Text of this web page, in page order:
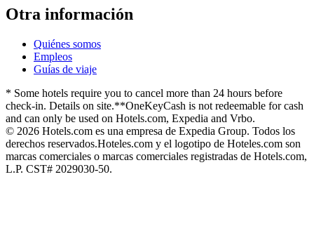
Otra información
Quiénes somos
Empleos
Guías de viaje
* Some hotels require you to cancel more than 24 hours before
check-in. Details on site.**OneKeyCash is not redeemable for cash
and can only be used on Hotels.com, Expedia and Vrbo.
© 2026 Hotels.com es una empresa de Expedia Group. Todos los
derechos reservados.Hoteles.com y el logotipo de Hoteles.com son
marcas comerciales o marcas comerciales registradas de Hotels.com,
L.P. CST# 2029030-50.